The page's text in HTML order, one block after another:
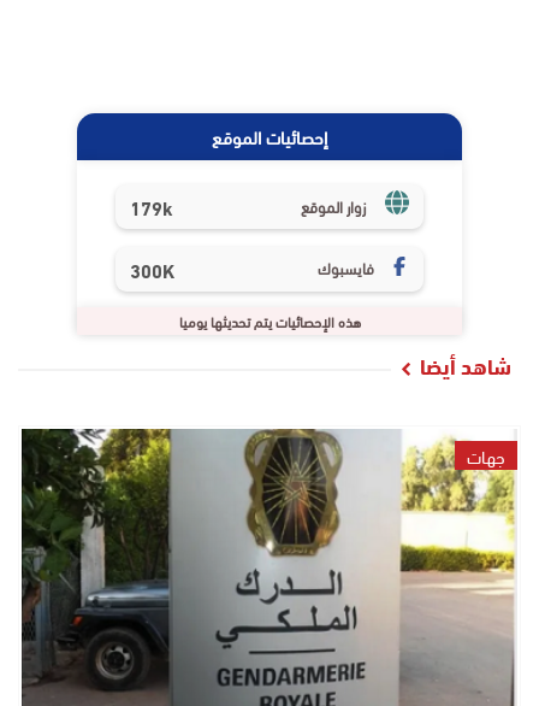
إحصائيات الموقع
زوار الموقع 179k
فايسبوك 300K
هذه الإحصائيات يتم تحديثها يوميا
شاهد أيضا
جهات